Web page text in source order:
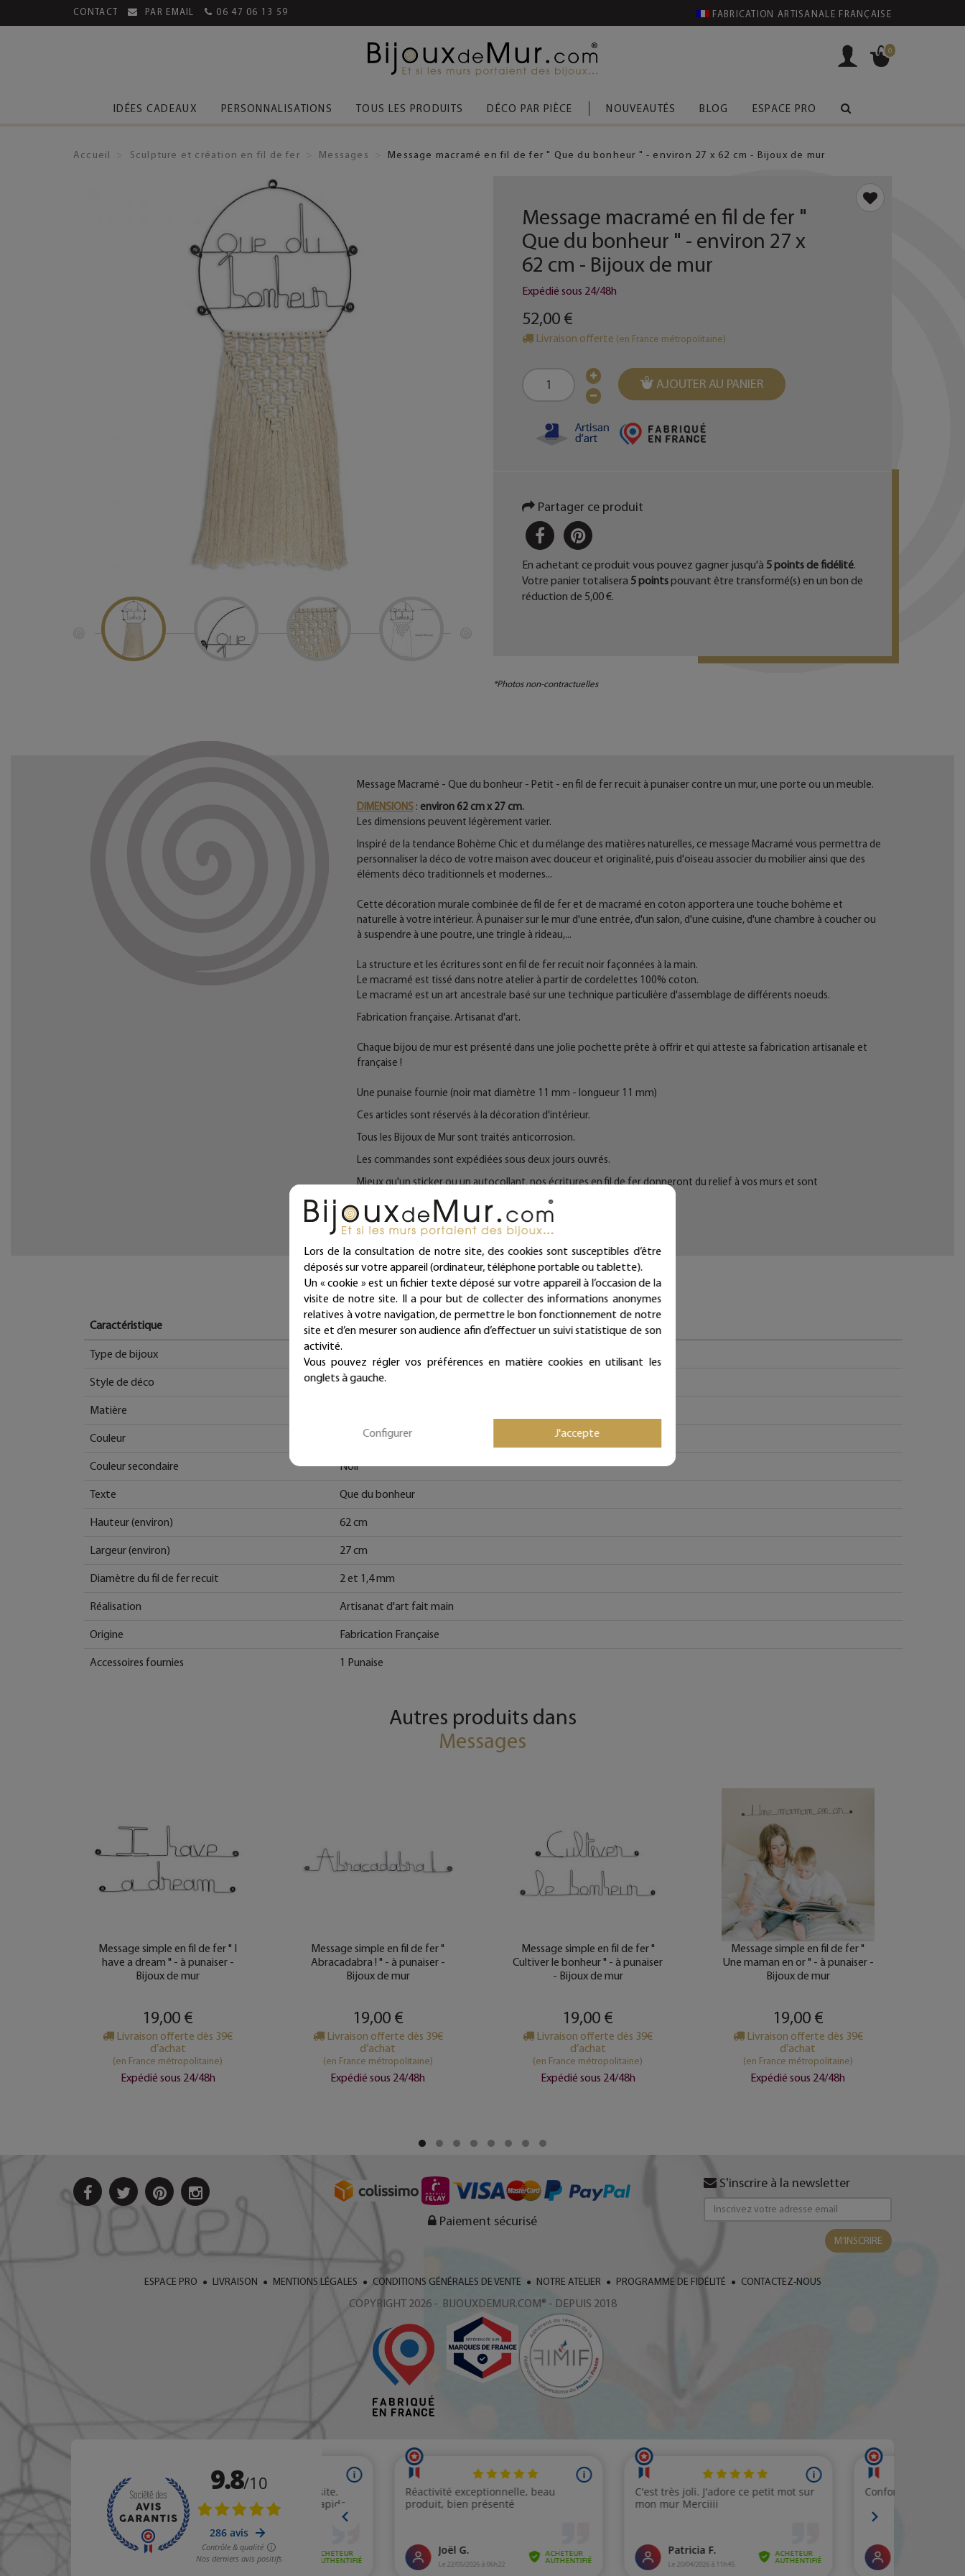
CONTACT PAR EMAIL 06 47 06 13 59
LIVRAISON OFFERTE DÈS 39€ D’ACHAT FABRICATION ARTISANALE FRANÇAISE
0
IDÉES CADEAUX PERSONNALISATIONS TOUS LES PRODUITS DÉCO PAR PIÈCE NOUVEAUTÉS BLOG ESPACE PRO
Accueil Sculpture et création en fil de fer Messages Message macramé en fil de fer " Que du bonheur " - environ 27 x 62 cm - Bijoux de mur
Message macramé en fil de fer "
Que du bonheur " - environ 27 x
62 cm - Bijoux de mur
Expédié sous 24/48h
52,00 €
Livraison offerte (en France métropolitaine)
AJOUTER AU PANIER
Partager ce produit
PARTAGERPINTEREST
En achetant ce produit vous pouvez gagner jusqu'à 5points de fidélité.
Votre panier totalisera 5pointspouvant être transformé(s) en un bon de
réduction de 5,00 €.
*Photos non-contractuelles
Message Macramé - Que du bonheur - Petit - en fil de fer recuit à punaiser contre un mur, une porte ou un meuble.
DIMENSIONS: environ 62 cm x 27 cm.
Les dimensions peuvent légèrement varier.
Inspiré de la tendance Bohème Chic et du mélange des matières naturelles, ce message Macramé vous permettra de
personnaliser la déco de votre maison avec douceur et originalité, puis d'oiseau associer du mobilier ainsi que des
éléments déco traditionnels et modernes...
Cette décoration murale combinée de fil de fer et de macramé en coton apportera une touche bohème et
naturelle à votre intérieur. À punaiser sur le mur d'une entrée, d'un salon, d'une cuisine, d'une chambre à coucher ou
à suspendre à une poutre, une tringle à rideau,...
La structure et les écritures sont en fil de fer recuit noir façonnées à la main.
Le macramé est tissé dans notre atelier à partir de cordelettes 100% coton.
Le macramé est un art ancestrale basé sur une technique particulière d'assemblage de différents noeuds.
Fabrication française. Artisanat d'art.
Chaque bijou de mur est présenté dans une jolie pochette prête à offrir et qui atteste sa fabrication artisanale et
française !
Une punaise fournie (noir mat diamètre 11 mm - longueur 11 mm)
Ces articles sont réservés à la décoration d'intérieur.
Tous les Bijoux de Mur sont traités anticorrosion.
Les commandes sont expédiées sous deux jours ouvrés.
Mieux qu'un sticker ou un autocollant, nos écritures en fil de fer donneront du relief à vos murs et sont
intemporelles et repositionnables à l'infini !
Bijoux de mur, et si les murs portaient des bijoux...
Fiche technique
Caractéristique
Type de bijoux Message macramé
Style de déco Bohême, Vintage, Rétro, Romantique, Cosy, Shabby et Campagne
Matière
Couleur Beige
Couleur secondaire Noir
Texte Que du bonheur
Hauteur (environ) 62 cm
Largeur (environ) 27 cm
Diamètre du fil de fer recuit 2 et 1,4 mm
Réalisation Artisanat d'art fait main
Origine Fabrication Française
Accessoires fournies 1 Punaise
Autres produits dans
Messages
Message simple en fil de fer " I
have a dream " - à punaiser -
Bijoux de mur
19,00 €
Livraison offerte dès 39€
d’achat
(en France métropolitaine)
Expédié sous 24/48h
Message simple en fil de fer "
Abracadabra ! " - à punaiser -
Bijoux de mur
19,00 €
Livraison offerte dès 39€
d’achat
(en France métropolitaine)
Expédié sous 24/48h
Message simple en fil de fer "
Cultiver le bonheur " - à punaiser
- Bijoux de mur
19,00 €
Livraison offerte dès 39€
d’achat
(en France métropolitaine)
Expédié sous 24/48h
Message simple en fil de fer "
Une maman en or " - à punaiser -
Bijoux de mur
19,00 €
Livraison offerte dès 39€
d’achat
(en France métropolitaine)
Expédié sous 24/48h
Paiement sécurisé
S'inscrire à la newsletter
M’INSCRIRE
ESPACE PRO LIVRAISON MENTIONS LÉGALES CONDITIONS GÉNÉRALES DE VENTE NOTRE ATELIER PROGRAMME DE FIDÉLITÉ CONTACTEZ-NOUS
COPYRIGHT 2026 - BIJOUXDEMUR.COM® - DEPUIS 2018
Lors de la consultation de notre site, des cookies sont susceptibles d’être
déposés sur votre appareil (ordinateur, téléphone portable ou tablette).
Un « cookie » est un fichier texte déposé sur votre appareil à l’occasion de la
visite de notre site. Il a pour but de collecter des informations anonymes
relatives à votre navigation, de permettre le bon fonctionnement de notre
site et d’en mesurer son audience afin d’effectuer un suivi statistique de son
activité.
Vous pouvez régler vos préférences en matière cookies en utilisant les
onglets à gauche.
Configurer J'accepte